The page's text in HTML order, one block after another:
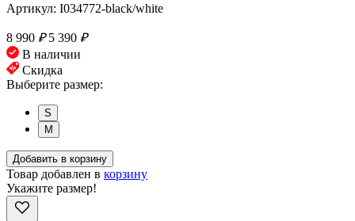
Артикул: I034772-black/white
8 990 ₽ 5 390 ₽
В наличии
Скидка
Выберите размер:
S
M
Добавить в корзину
Товар добавлен в корзину
Укажите размер!